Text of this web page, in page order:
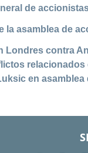
de
la asamblea de
Londres contra
en